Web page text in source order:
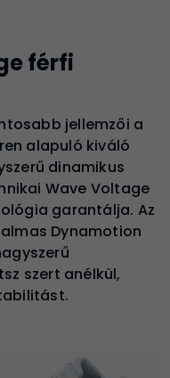
férfi
jellemzői a
alapuló kiváló
dinamikus
Wave Voltage
garantálja. Az
Dynamotion
szert anélkül,